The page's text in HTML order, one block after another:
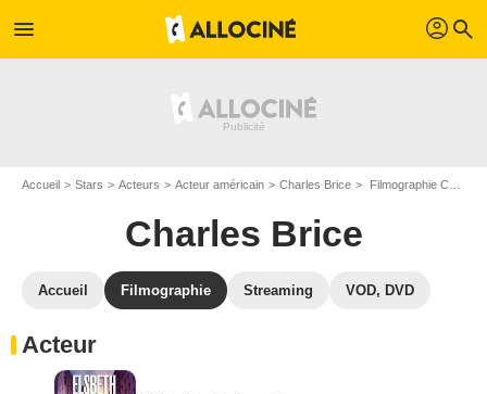
menu profil search
Accueil Stars Acteurs Acteur américain Charles Brice Filmographie Charles Brice
Charles Brice
Accueil Filmographie Streaming VOD, DVD
Acteur